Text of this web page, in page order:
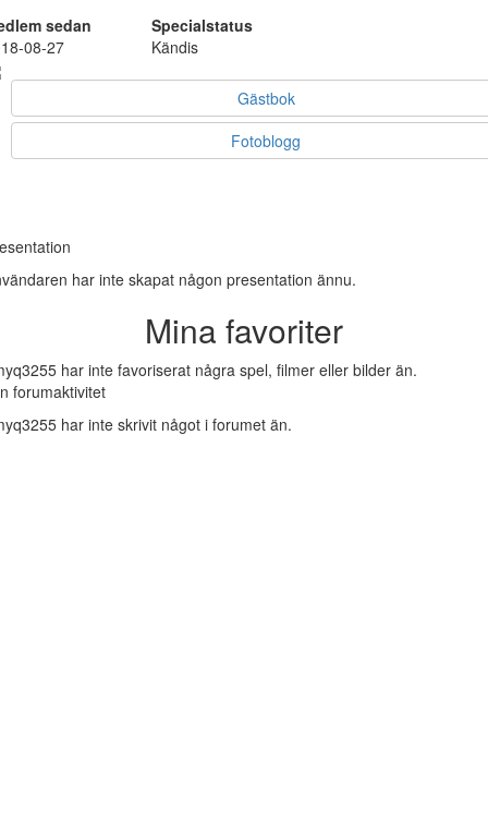
sedan
Specialstatus
08-27
Kändis
Gästbok
Fotoblogg
har inte skapat någon presentation ännu.
Mina favoriter
har inte favoriserat några spel, filmer eller bilder än.
forumaktivitet
har inte skrivit något i forumet än.